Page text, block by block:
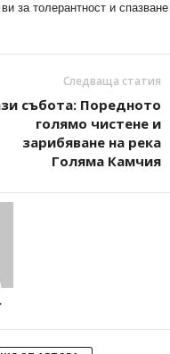
за толерантност и спазване
Следваща статия
събота: Поредното
голямо чистене и
зарибяване на река
Голяма Камчия